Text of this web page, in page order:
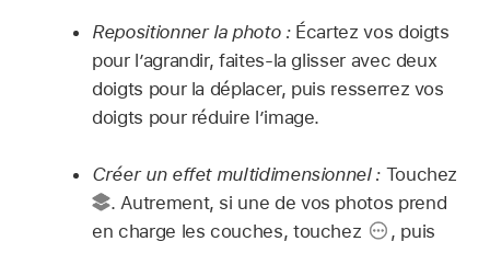
Repositionner la photo :Écartez vos doigts
pour l’agrandir, faites-la glisser avec deux
doigts pour la déplacer, puis resserrez vos
doigts pour réduire l’image.
Créer un effet multidimensionnel :Touchez
. Autrement, si une de vos photos prend
en charge les couches, touchez
, puis